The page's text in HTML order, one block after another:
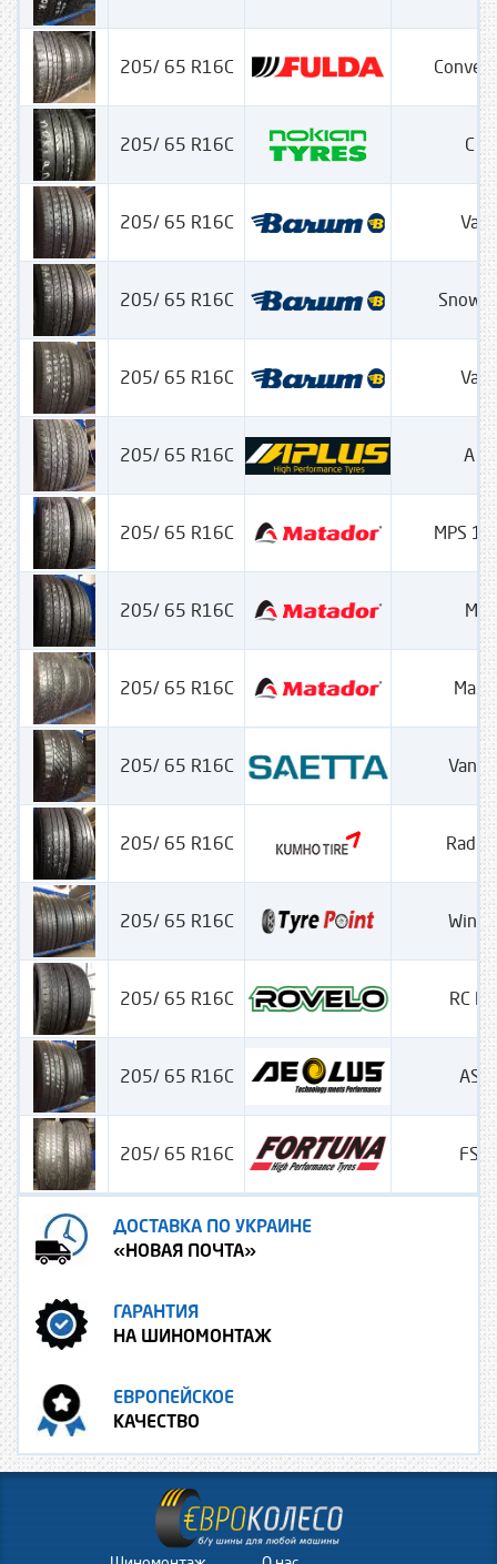
205/ 65 R16C Conveo
205/ 65 R16C C
205/ 65 R16C
205/ 65 R16C
205/ 65 R16C
205/ 65 R16C A
205/ 65 R16C MPS
205/ 65 R16C
205/ 65 R16C
205/ 65 R16C
205/ 65 R16C
205/ 65 R16C
205/ 65 R16C RC
205/ 65 R16C
205/ 65 R16C
ДОСТАВКА ПО УКРАИНЕ
«НОВАЯ ПОЧТА»
ГАРАНТИЯ
НА ШИНОМОНТАЖ
ЕВРОПЕЙСКОЕ
КАЧЕСТВО